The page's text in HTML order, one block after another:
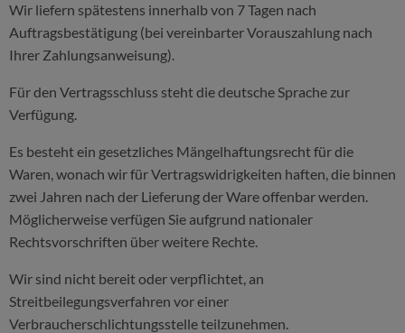
Wir liefern spätestens innerhalb von 7 Tagen nach
Auftragsbestätigung (bei vereinbarter Vorauszahlung nach
Ihrer Zahlungsanweisung).
Für den Vertragsschluss steht die deutsche Sprache zur
Verfügung.
Es besteht ein gesetzliches Mängelhaftungsrecht für die
Waren, wonach wir für Vertragswidrigkeiten haften, die binnen
zwei Jahren nach der Lieferung der Ware offenbar werden.
Möglicherweise verfügen Sie aufgrund nationaler
Rechtsvorschriften über weitere Rechte.
Wir sind nicht bereit oder verpflichtet, an
Streitbeilegungsverfahren vor einer
Verbraucherschlichtungsstelle teilzunehmen.